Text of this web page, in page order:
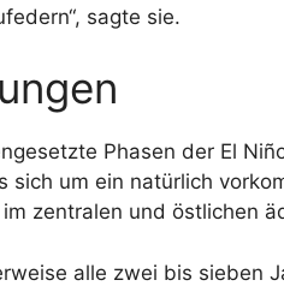
sagte sie.
Phasen der El
sich um ein natürlich
zentralen und östlichen
alle zwei bis sieben